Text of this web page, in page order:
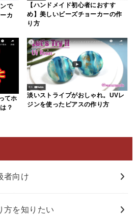
で
カ
【ハンドメイド初心者におすす
め】美しいビーズチョーカーの作
り方
てホ
？
淡いストライプがおしゃれ。UVレ
ジンを使ったピアスの作り方
者向け
方を知りたい